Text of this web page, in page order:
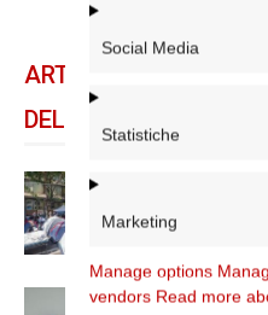
Social Media
Statistiche
Marketing
Manage options
vendors Read more
ARTICOLI CORRELATI
DELLO STESSO
cardinale
Scienze